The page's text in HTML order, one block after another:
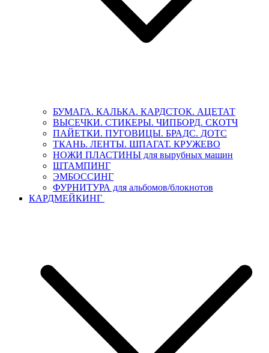
БУМАГА. КАЛЬКА. КАРДСТОК. АЦЕТАТ
ВЫСЕЧКИ. СТИКЕРЫ. ЧИПБОРД. СКОТЧ
ПАЙЕТКИ. ПУГОВИЦЫ. БРАДС. ДОТС
ТКАНЬ. ЛЕНТЫ. ШПАГАТ. КРУЖЕВО
НОЖИ ПЛАСТИНЫ для вырубных машин
ШТАМПИНГ
ЭМБОССИНГ
ФУРНИТУРА для альбомов/блокнотов
КАРДМЕЙКИНГ